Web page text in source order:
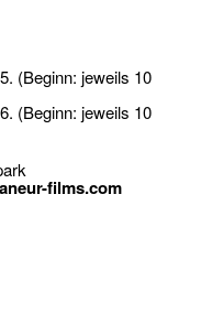
(Beginn: jeweils 10
(Beginn: jeweils 10
films.com